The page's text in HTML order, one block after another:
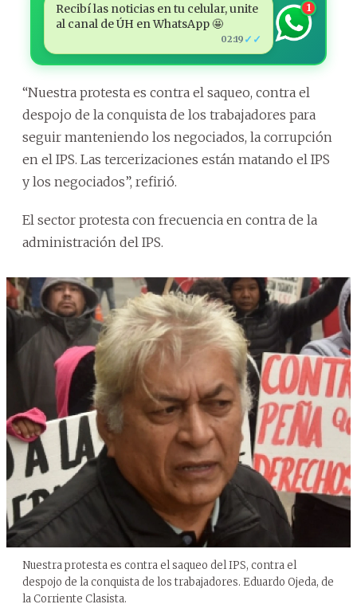
Recibí las noticias en tu celular, unite
al canal de ÚH en WhatsApp 🤩
02:19 ✓✓
1
“Nuestra protesta es contra el saqueo, contra el
despojo de la conquista de los trabajadores para
seguir manteniendo los negociados, la corrupción
en el IPS. Las tercerizaciones están matando el IPS
y los negociados”, refirió.
El sector protesta con frecuencia en contra de la
administración del IPS.
Nuestra protesta es contra el saqueo del IPS, contra el
despojo de la conquista de los trabajadores. Eduardo Ojeda, de
la Corriente Clasista.